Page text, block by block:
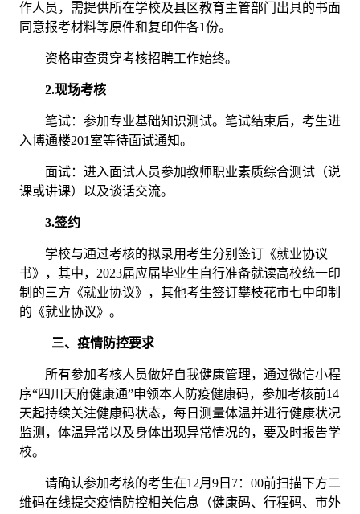
作人员，需提供所在学校及县区教育主管部门出具的书面
同意报考材料等原件和复印件各1份。
资格审查贯穿考核招聘工作始终。
2.现场考核
笔试： 参加专业基础知识测试。笔试结束后，考生进
入博通楼201室等待面试通知。
面试： 进入面试人员参加教师职业素质综合测试（说
课或讲课）以及谈话交流。
3.签约
学校与通过考核的拟录用考生分别签订《就业协议
书》，其中， 2023届应届毕业生自行准备就读高校统一印
制的三方《就业协议》，其他考生签订攀枝花市七中印制
的《就业协议》。
三、疫情防控要求
所有参加考核人员做好自我健康管理，通过微信小程
序“四川天府健康通”申领本人防疫健康码，参加考核前14
天起持续关注健康码状态，每日测量体温并进行健康状况
监测，体温异常以及身体出现异常情况的，要及时报告学
校。
请确认参加考核的考生在12月9日7：00前扫描下方二
维码在线提交疫情防控相关信息（健康码、行程码、 市外